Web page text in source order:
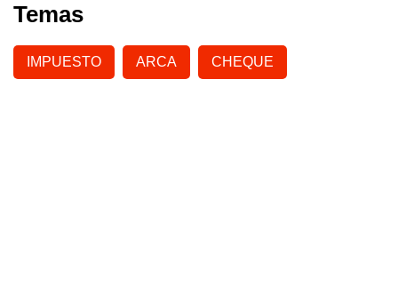
Temas
IMPUESTO ARCA CHEQUE